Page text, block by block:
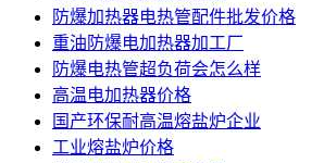
防爆加热器电热管配件批发价格
重油防爆电加热器加工厂
防爆电热管超负荷会怎么样
高温电加热器价格
国产环保耐高温熔盐炉企业
工业熔盐炉价格